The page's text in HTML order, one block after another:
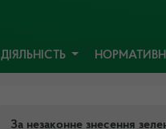
ДІЯЛЬНІСТЬ
За незаконне знесення